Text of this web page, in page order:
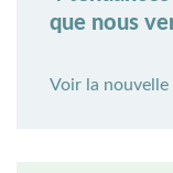
que nous
Voir la nouvelle